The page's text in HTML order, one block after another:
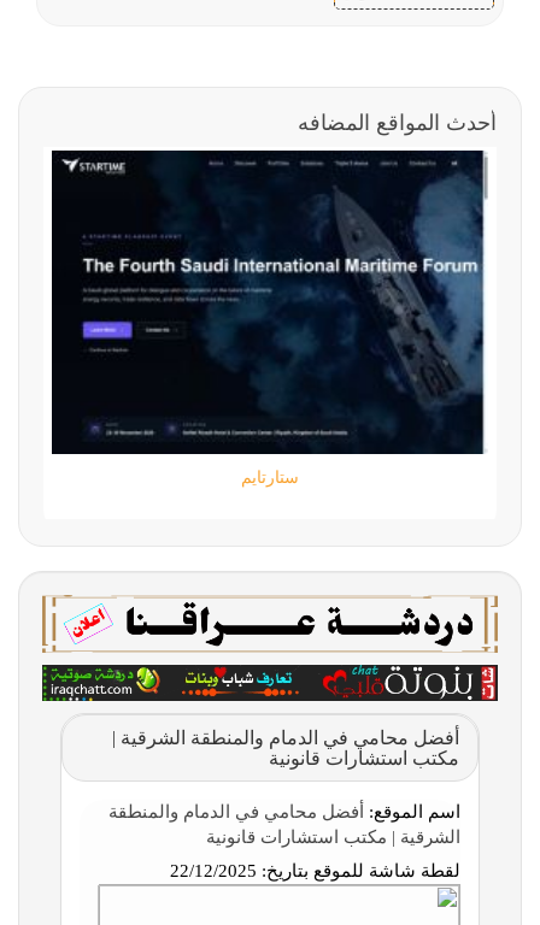
أحدث المواقع المضافه
ستارتايم
أفضل محامي في الدمام والمنطقة الشرقية |
مكتب استشارات قانونية
اسم الموقع: أفضل محامي في الدمام والمنطقة
الشرقية | مكتب استشارات قانونية
لقطة شاشة للموقع بتاريخ: